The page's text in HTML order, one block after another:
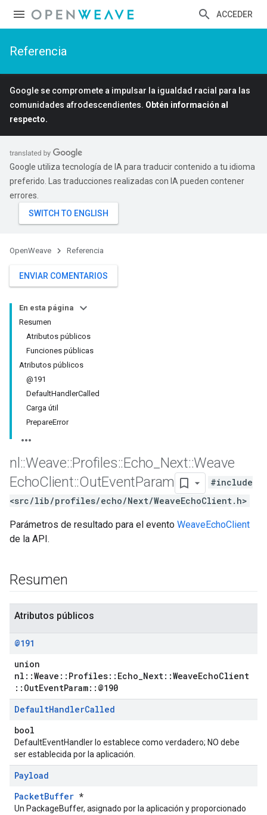
ACCEDER
Referencia
Google se compromete a impulsar la igualdad racial para las
comunidades afrodescendientes. Obtén información al
respecto.
Google utiliza tecnología de IA para traducir contenido a tu idioma
preferido. Las traducciones realizadas con IA pueden contener
errores.
OpenWeave Referencia
ENVIAR COMENTARIOS
En esta página
Resumen
Atributos públicos
Funciones públicas
Atributos públicos
@191
DefaultHandlerCalled
Carga útil
PrepareError
nl ::Weave::Profiles::Echo Next::Weave
EchoClient::OutEventParam
#include
<src/lib/profiles/echo/Next/WeaveEchoClient.h>
Parámetros de resultado para el evento WeaveEchoClient
de la API.
Resumen
Atributos públicos
@191
union
nl::Weave::Profiles::Echo_Next::WeaveEchoClient
::OutEventParam::@190
DefaultHandlerCalled
bool
DefaultEventHandler lo establece como verdadero; NO debe
ser establecida por la aplicación.
Payload
PacketBuffer *
Un PackageBuffer, asignado por la aplicación y proporcionado